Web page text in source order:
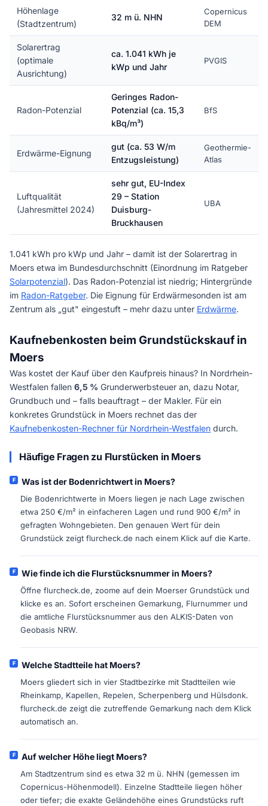
Höhenlage
(Stadtzentrum)
32 m ü. NHN
Copernicus
DEM
Solarertrag
(optimale
Ausrichtung)
ca. 1.041 kWh je
kWp und Jahr
PVGIS
Radon-Potenzial
Geringes Radon-
Potenzial (ca. 15,3
kBq/m³)
BfS
Erdwärme-Eignung
gut (ca. 53 W/m
Entzugsleistung)
Geothermie-
Atlas
Luftqualität
(Jahresmittel 2024)
sehr gut, EU-Index
29 – Station
Duisburg-
Bruckhausen
UBA
1.041 kWh pro kWp und Jahr – damit ist der Solarertrag in
Moers etwa im Bundesdurchschnitt (Einordnung im Ratgeber
Solarpotenzial). Das Radon-Potenzial ist niedrig; Hintergründe
im Radon-Ratgeber. Die Eignung für Erdwärmesonden ist am
Zentrum als „gut" eingestuft – mehr dazu unter Erdwärme.
Kaufnebenkosten beim Grundstückskauf in
Moers
Was kostet der Kauf über den Kaufpreis hinaus? In Nordrhein-
Westfalen fallen 6,5 % Grunderwerbsteuer an, dazu Notar,
Grundbuch und – falls beauftragt – der Makler. Für ein
konkretes Grundstück in Moers rechnet das der
Kaufnebenkosten-Rechner für Nordrhein-Westfalen durch.
Häufige Fragen zu Flurstücken in Moers
Was ist der Bodenrichtwert in Moers?
Die Bodenrichtwerte in Moers liegen je nach Lage zwischen
etwa 250 €/m² in einfacheren Lagen und rund 900 €/m² in
gefragten Wohngebieten. Den genauen Wert für dein
Grundstück zeigt flurcheck.de nach einem Klick auf die Karte.
Wie finde ich die Flurstücksnummer in Moers?
Öffne flurcheck.de, zoome auf dein Moerser Grundstück und
klicke es an. Sofort erscheinen Gemarkung, Flurnummer und
die amtliche Flurstücksnummer aus den ALKIS-Daten von
Geobasis NRW.
Welche Stadtteile hat Moers?
Moers gliedert sich in vier Stadtbezirke mit Stadtteilen wie
Rheinkamp, Kapellen, Repelen, Scherpenberg und Hülsdonk.
flurcheck.de zeigt die zutreffende Gemarkung nach dem Klick
automatisch an.
Auf welcher Höhe liegt Moers?
Am Stadtzentrum sind es etwa 32 m ü. NHN (gemessen im
Copernicus-Höhenmodell). Einzelne Stadtteile liegen höher
oder tiefer; die exakte Geländehöhe eines Grundstücks ruft